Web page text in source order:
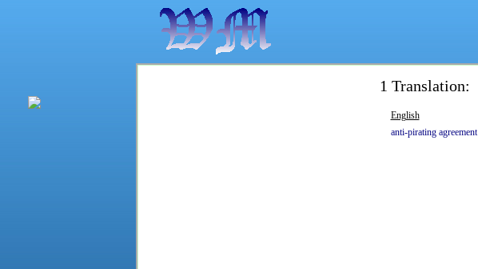
1 Translation:
English
anti-pirating agreement